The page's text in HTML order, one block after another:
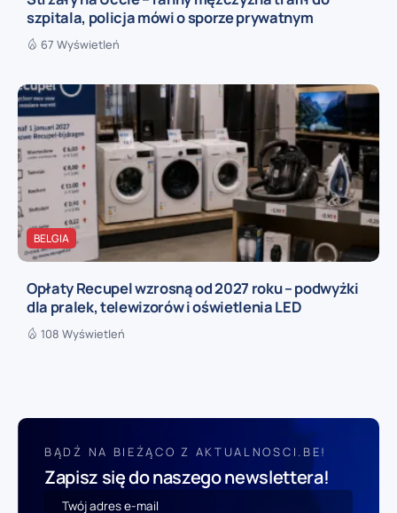
szpitala, policja mówi o sporze prywatnym
67 Wyświetleń
BELGIA
Opłaty Recupel wzrosną od 2027 roku – podwyżki
dla pralek, telewizorów i oświetlenia LED
108 Wyświetleń
BĄDŹ NA BIEŻĄCO Z AKTUALNOSCI.BE!
Zapisz się do naszego newslettera!